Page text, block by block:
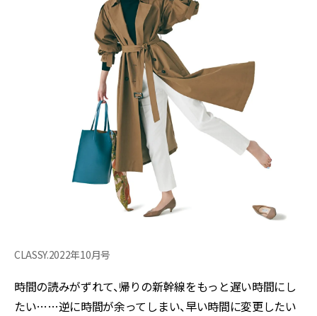
CLASSY.2022年10月号
時間の読みがずれて、帰りの新幹線をもっと遅い時間にし
たい……逆に時間が余ってしまい、早い時間に変更したい